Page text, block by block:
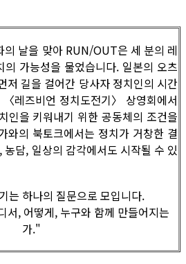
날을 맞아 RUN/OUT은 세 분의 레
가능성을 물었습니다. 일본의 오츠
저 길을 걸어간 당사자 정치인의 시간
레즈비언 정치도전기〉 상영회에서
인을 키워내기 위한 공동체의 조건을
와의 북토크에서는 정치가 거창한 결
담, 일상의 감각에서도 시작될 수 있
는 하나의 질문으로 모입니다.
서, 어떻게, 누구와 함께 만들어지는
가."